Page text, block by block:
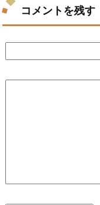
コメントを残す